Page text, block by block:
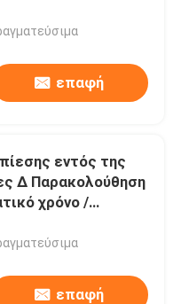
διαδρόμων
λούμεν
ISO CE
επαφή
εντός της
∆ Παρακολούθηση
χρόνο /
για ETT &
επαφή